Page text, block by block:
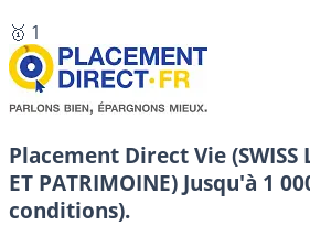
🥇 1
Placement Direct Vie (SWISS
ET PATRIMOINE) Jusqu'à 1
conditions).